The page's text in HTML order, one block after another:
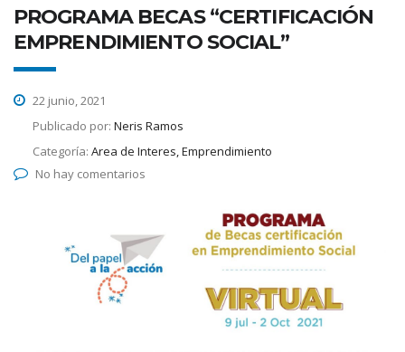
PROGRAMA BECAS “CERTIFICACIÓN
EMPRENDIMIENTO SOCIAL”
22 junio, 2021
Publicado por: Neris Ramos
Categoría: Area de Interes, Emprendimiento
No hay comentarios